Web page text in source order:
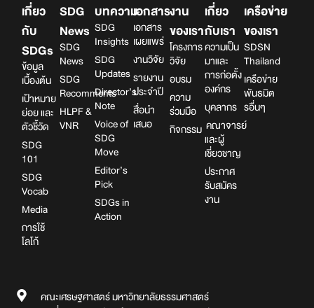
เกี่ยว
กับ
SDGs
ข้อมูล
เบื้องต้น
เป้าหมาย
ย่อย และ
ตัวชี้วัด
SDG
101
SDG
Vocab
Media
การใช้
โลโก้
SDG
News
SDG
News
SDG
Recomments
HLPF &
VNR
บทความ
SDG
Insights
SDG
Updates
Director’s
Note
Voice of
SDG
Move
Editor’s
Pick
SDGs in
Action
เอกสาร
เอกสาร
เผยแพร่
งานวิจัย
รายงาน
ประจำปี
สื่อนำ
เสนอ
งาน
ของเรา
โครงการ
วิจัย
อบรม
ความ
ร่วมมือ
กิจกรรม
เกี่ยว
กับเรา
ความเป็น
มาและ
การก่อตั้ง
องค์กร
บุคลากร
คณาจารย์
และผู้
เชี่ยวชาญ
ประกาศ
รับสมัคร
งาน
เครือข่าย
ของเรา
SDSN
Thailand
เครือข่าย
พันธมิต
รอื่นๆ
คณะเศรษฐศาสตร์ มหาวิทยาลัยธรรมศาสตร์